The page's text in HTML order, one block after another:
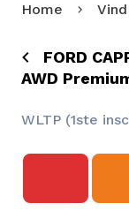
Home
FORD
AWD
WLTP (1ste